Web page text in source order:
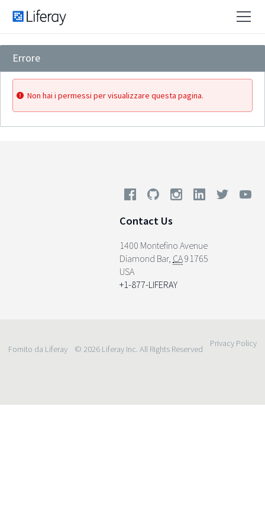
Errore
Non hai i permessi per visualizzare questa pagina.
Contact Us
1400 Montefino Avenue
Diamond Bar, CA91765
USA
+1-877-LIFERAY
Fornito da Liferay © 2026 Liferay Inc. All Rights Reserved
Privacy Policy